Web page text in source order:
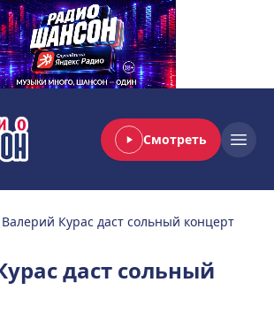
Смотреть
Валерий Курас даст сольный концерт
даст сольный